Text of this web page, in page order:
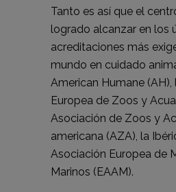
Tanto es así que el
logrado alcanzar en los
acreditaciones más
mundo en cuidado
American Humane (AH),
Europea de Zoos y
Asociación de Zoos y
americana (AZA), la
Asociación Europea de
Marinos (EAAM).